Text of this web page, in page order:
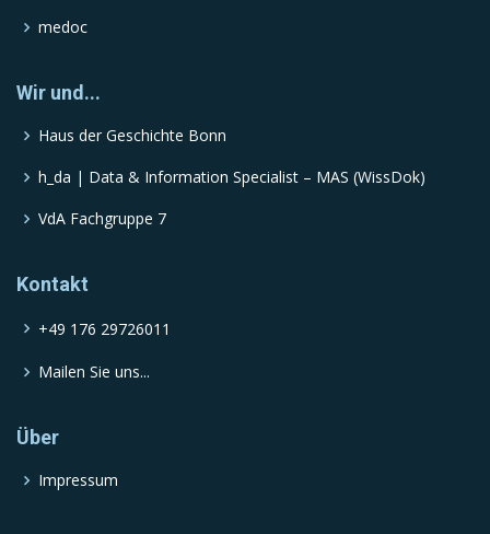
medoc
Wir und...
Haus der Geschichte Bonn
h_da | Data & Information Specialist – MAS (WissDok)
VdA Fachgruppe 7
Kontakt
+49 176 29726011
Mailen Sie uns...
Über
Impressum